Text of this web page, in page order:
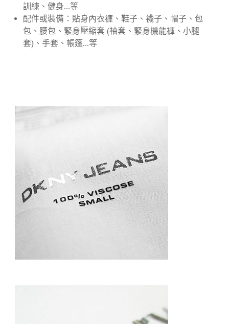
訓練、健身...等
配件或裝備：貼身內衣褲、鞋子、襪子、帽子、包
包、腰包、緊身壓縮套 (袖套、緊身機能褲、小腿
套)、手套、帳篷...等